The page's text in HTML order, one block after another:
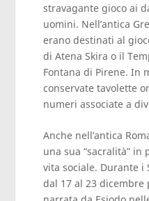
stravagante gioco ai
uomini. Nell’antica
erano destinati al
di Atena Skira o il
Fontana di Pirene. In
conservate tavolette
numeri associate a
Anche nell’antica
una sua “sacralità”
vita sociale. Durante i
dal 17 al 23 dicembre